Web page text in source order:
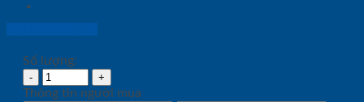
Số lượng:
Thông tin người mua